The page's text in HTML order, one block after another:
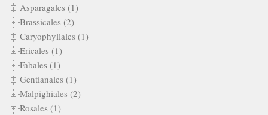
Asparagales (1)
Brassicales (2)
Caryophyllales (1)
Ericales (1)
Fabales (1)
Gentianales (1)
Malpighiales (2)
Rosales (1)